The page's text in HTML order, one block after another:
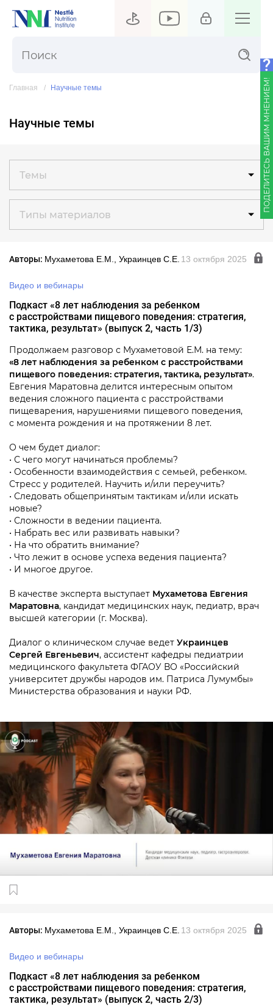
Главная Научные темы
Научные темы
Темы
Типы материалов
Авторы: Мухаметова Е.М., Украинцев С.Е.
Видео и вебинары
13 октября 2025
Подкаст «8 лет наблюдения за ребенком
с расстройствами пищевого поведения: стратегия,
тактика, результат» (выпуск 2, часть 1/3)
Продолжаем разговор с Мухаметовой Е.М. на тему:
«8 лет наблюдения за ребенком с расстройствами
пищевого поведения: стратегия, тактика, результат».
Евгения Маратовна делится интересным опытом
ведения сложного пациента с расстройствами
пищеварения, нарушениями пищевого поведения,
с момента рождения и на протяжении 8 лет.
О чем будет диалог:
• С чего могут начинаться проблемы?
• Особенности взаимодействия с семьей, ребенком.
Стресс у родителей. Научить и/или переучить?
• Следовать общепринятым тактикам и/или искать
новые?
• Сложности в ведении пациента.
• Набрать вес или развивать навыки?
• На что обратить внимание?
• Что лежит в основе успеха ведения пациента?
• И многое другое.
В качестве эксперта выступает Мухаметова Евгения
Маратовна, кандидат медицинских наук, педиатр, врач
высшей категории (г. Москва).
Диалог о клиническом случае ведет Украинцев
Сергей Евгеньевич, ассистент кафедры педиатрии
медицинского факультета ФГАОУ ВО «Российский
университет дружбы народов им. Патриса Лумумбы»
Министерства образования и науки РФ.
Авторы: Мухаметова Е.М., Украинцев С.Е.
Видео и вебинары
13 октября 2025
Подкаст «8 лет наблюдения за ребенком
с расстройствами пищевого поведения: стратегия,
тактика, результат» (выпуск 2, часть 2/3)
ПОДЕЛИТЕСЬ ВАШИМ МНЕНИЕМ!